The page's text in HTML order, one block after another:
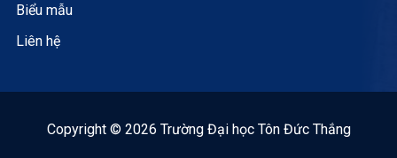
Biểu mẫu
Liên hệ
Copyright © 2026 Trường Đại học Tôn Đức Thắng